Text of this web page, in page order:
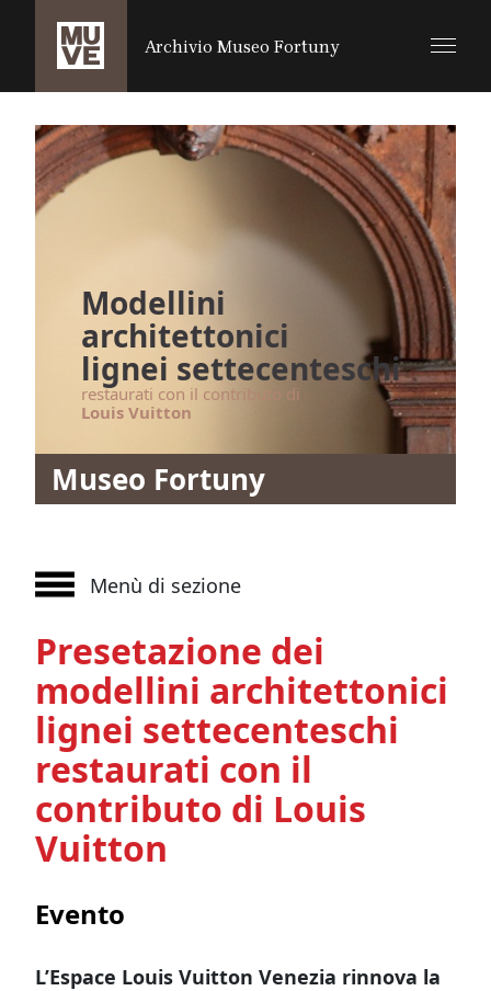
SALTA AL CONTENUTO PRINCIPALE
Archivio Museo Fortuny
Modellini
architettonici
lignei settecenteschi
restaurati con il contributo di
Louis Vuitton
Museo Fortuny
Menù di sezione
Presetazione dei
modellini architettonici
lignei settecenteschi
restaurati con il
contributo di Louis
Vuitton
Evento
L’Espace Louis Vuitton Venezia rinnova la